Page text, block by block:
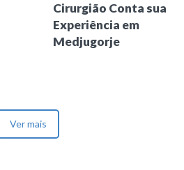
Cirurgião Conta sua
Experiência em
Medjugorje
Ver mais